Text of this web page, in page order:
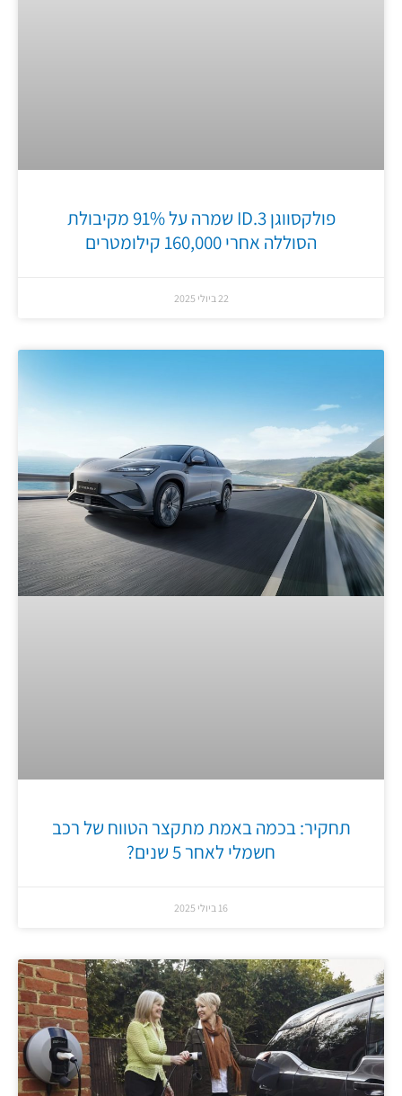
פולקסווגן ID.3 שמרה על 91% מקיבולת
הסוללה אחרי 160,000 קילומטרים
22 ביולי 2025
תחקיר: בכמה באמת מתקצר הטווח של רכב
חשמלי לאחר 5 שנים?
16 ביולי 2025